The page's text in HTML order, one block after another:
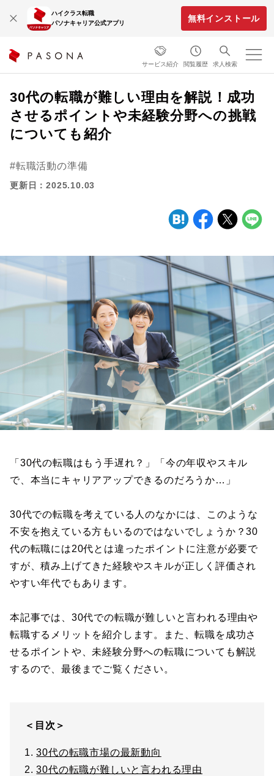
ハイクラス転職
パソナキャリア公式アプリ
無料インストール
サービス紹介 閲覧履歴 求人検索
30代の転職が難しい理由を解説！成功
させるポイントや未経験分野への挑戦
についても紹介
転職活動の準備
更新日：2025.10.03
「30代の転職はもう手遅れ？」「今の年収やスキル
で、本当にキャリアアップできるのだろうか…」
30代での転職を考えている人のなかには、このような
不安を抱えている方もいるのではないでしょうか？30
代の転職には20代とは違ったポイントに注意が必要で
すが、積み上げてきた経験やスキルが正しく評価され
やすい年代でもあります。
本記事では、30代での転職が難しいと言われる理由や
転職するメリットを紹介します。また、転職を成功さ
せるポイントや、未経験分野への転職についても解説
するので、最後までご覧ください。
＜目次＞
1.30代の転職市場の最新動向
2.30代の転職が難しいと言われる理由